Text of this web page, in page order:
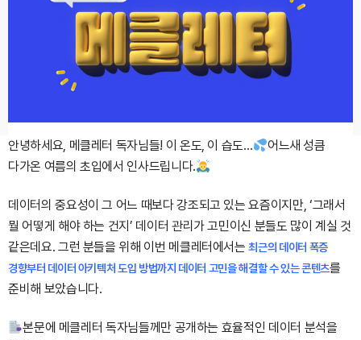
안녕하세요, 메클레터 독자님들! 이 온도, 이 습도…
어느새 성큼
다가온 여름의 초입에서 인사드립니다.
데이터의 중요성이 그 어느 때보다 강조되고 있는 요즘이지만, ‘그래서
뭘 어떻게 해야 하는 건지’ 데이터 관리가 고민이신 분들도 많이 계실 것
같은데요. 그런 분들을 위해 이번 메클레터에서는최근의 데이터 폭증
경향부터 데이터 아키텍처 도입 방법까지 데이터 고민을 해결할 수 있는 콘텐츠를
준비해 보았습니다.
본문에 메클레터 독자님들께만 공개하는 효율적인 데이터 분석을